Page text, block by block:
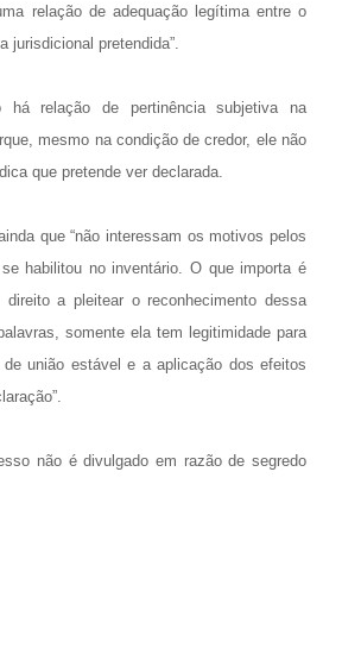
relação de adequação legítima entre o
jurisdicional pretendida”.
há relação de pertinência subjetiva na
mesmo na condição de credor, ele não
que pretende ver declarada.
que “não interessam os motivos pelos
habilitou no inventário. O que importa é
a pleitear o reconhecimento dessa
somente ela tem legitimidade para
de união estável e a aplicação dos efeitos
não é divulgado em razão de segredo